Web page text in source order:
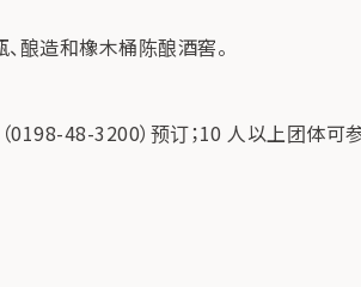
酿造和橡木桶陈酿酒窖。
0198-48-3200）预订；10 人以上团体可